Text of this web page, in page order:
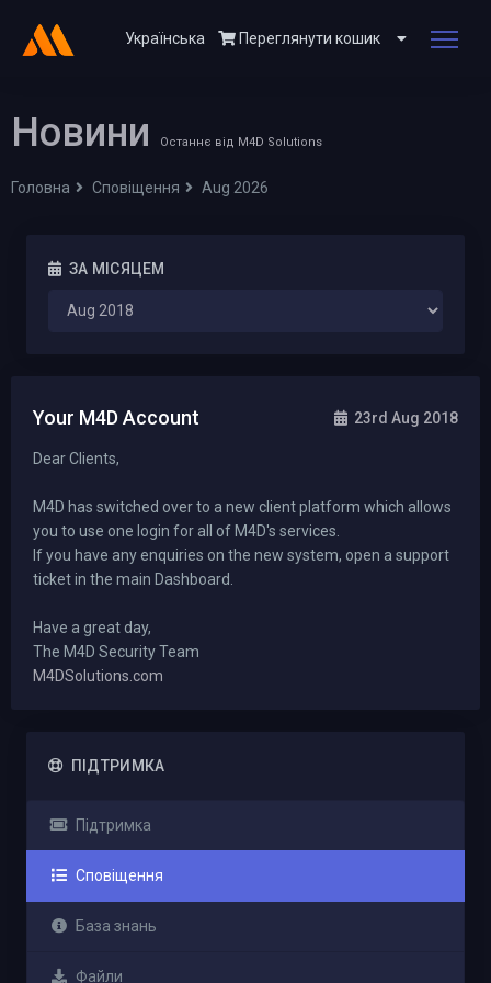
Українська Переглянути кошик
Новини Останнє від M4D Solutions
Головна Сповіщення Aug 2026
ЗА МІСЯЦЕМ
Your M4D Account 23rd Aug 2018
Dear Clients,
M4D has switched over to a new client platform which allows
you to use one login for all of M4D's services.
If you have any enquiries on the new system, open a support
ticket in the main Dashboard.
Have a great day,
The M4D Security Team
M4DSolutions.com
ПІДТРИМКА
Підтримка
Сповіщення
База знань
Файли